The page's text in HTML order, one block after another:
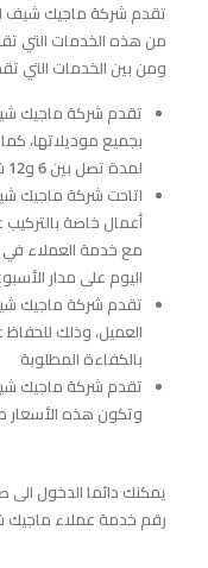
تقدم شركة ماجيك شيف
من هذه الخدمات التي
ومن بين الخدمات التي
تقدم شركة ماجيك
بجميع موديلاتها،
لمدة تصل بين 6 و12 شهر.
اتاحت شركة ماجيك
أعمال خاصة بالتركيب
مع خدمة العملاء
اليوم على مدار
تقدم شركة ماجيك
العميل، وذلك
بالكفاءة المطلوبة
تقدم شركة ماجيك
وتكون هذه الأسعار
يمكنك دائما الدخول الى
رقم خدمة عملاء